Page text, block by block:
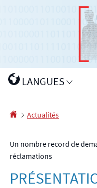
Changer
LANGUES
Accueil
Actualités
Un nombre record de
réclamations